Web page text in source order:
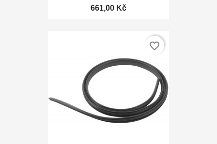
661,00 Kč
favorite_border